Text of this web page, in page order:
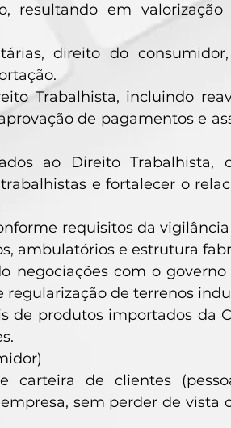
resultando em valorização
direito do
Trabalhista, incluindo
de pagamentos e
ao Direito Trabalhista,
e fortalecer o
requisitos da
ambulatórios e estrutura
negociações com o
de terrenos
de produtos importados da
carteira de clientes
sem perder de vista